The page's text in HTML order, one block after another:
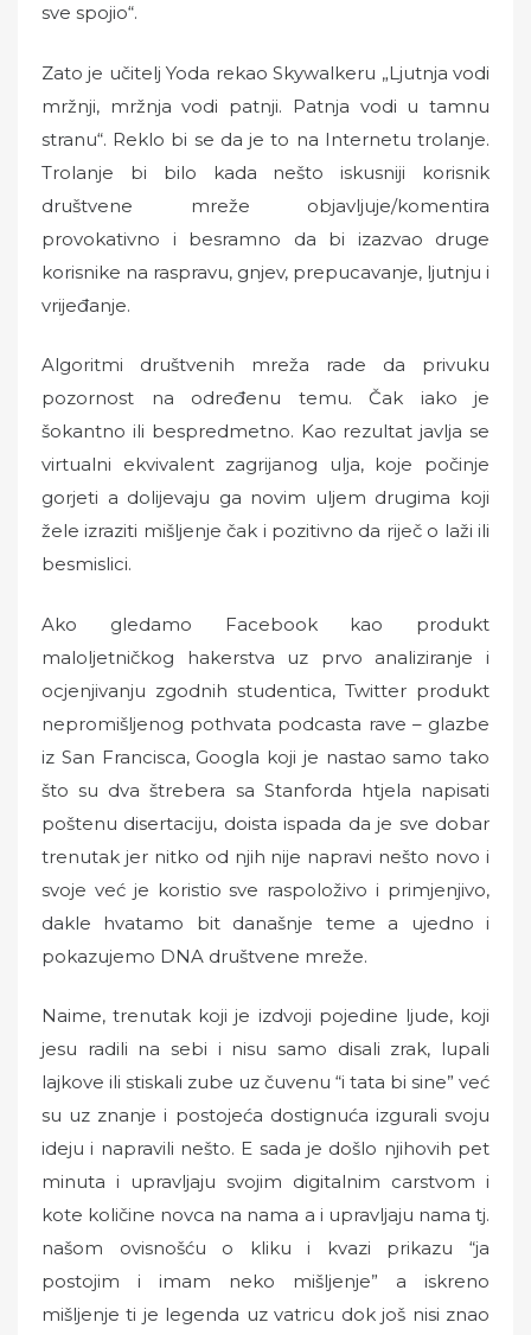
sve spojio“.
Zato je učitelj Yoda rekao Skywalkeru „Ljutnja vodi
mržnji, mržnja vodi patnji. Patnja vodi u tamnu
stranu“. Reklo bi se da je to na Internetu trolanje.
Trolanje bi bilo kada nešto iskusniji korisnik
društvene mreže objavljuje/komentira
provokativno i besramno da bi izazvao druge
korisnike na raspravu, gnjev, prepucavanje, ljutnju i
vrijeđanje.
Algoritmi društvenih mreža rade da privuku
pozornost na određenu temu. Čak iako je
šokantno ili bespredmetno. Kao rezultat javlja se
virtualni ekvivalent zagrijanog ulja, koje počinje
gorjeti a dolijevaju ga novim uljem drugima koji
žele izraziti mišljenje čak i pozitivno da riječ o laži ili
besmislici.
Ako gledamo Facebook kao produkt
maloljetničkog hakerstva uz prvo analiziranje i
ocjenjivanju zgodnih studentica, Twitter produkt
nepromišljenog pothvata podcasta rave – glazbe
iz San Francisca, Googla koji je nastao samo tako
što su dva štrebera sa Stanforda htjela napisati
poštenu disertaciju, doista ispada da je sve dobar
trenutak jer nitko od njih nije napravi nešto novo i
svoje već je koristio sve raspoloživo i primjenjivo,
dakle hvatamo bit današnje teme a ujedno i
pokazujemo DNA društvene mreže.
Naime, trenutak koji je izdvoji pojedine ljude, koji
jesu radili na sebi i nisu samo disali zrak, lupali
lajkove ili stiskali zube uz čuvenu “i tata bi sine” već
su uz znanje i postojeća dostignuća izgurali svoju
ideju i napravili nešto. E sada je došlo njihovih pet
minuta i upravljaju svojim digitalnim carstvom i
kote količine novca na nama a i upravljaju nama tj.
našom ovisnošću o kliku i kvazi prikazu “ja
postojim i imam neko mišljenje” a iskreno
mišljenje ti je legenda uz vatricu dok još nisi znao